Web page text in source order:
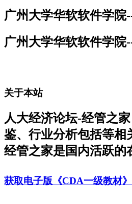
广州大学华软软件学院
广州大学华软软件学院
关于本站
人大经济论坛-经管之
鉴、行业分析包括等相
经管之家是国内活跃的
获取电子版《CDA一级教材》